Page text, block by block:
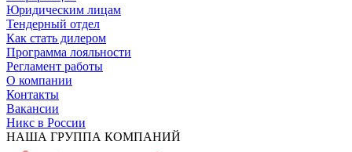
Юридическим лицам
Тендерный отдел
Как стать дилером
Программа лояльности
Регламент работы
О компании
Контакты
Вакансии
Никс в России
НАША ГРУППА КОМПАНИЙ